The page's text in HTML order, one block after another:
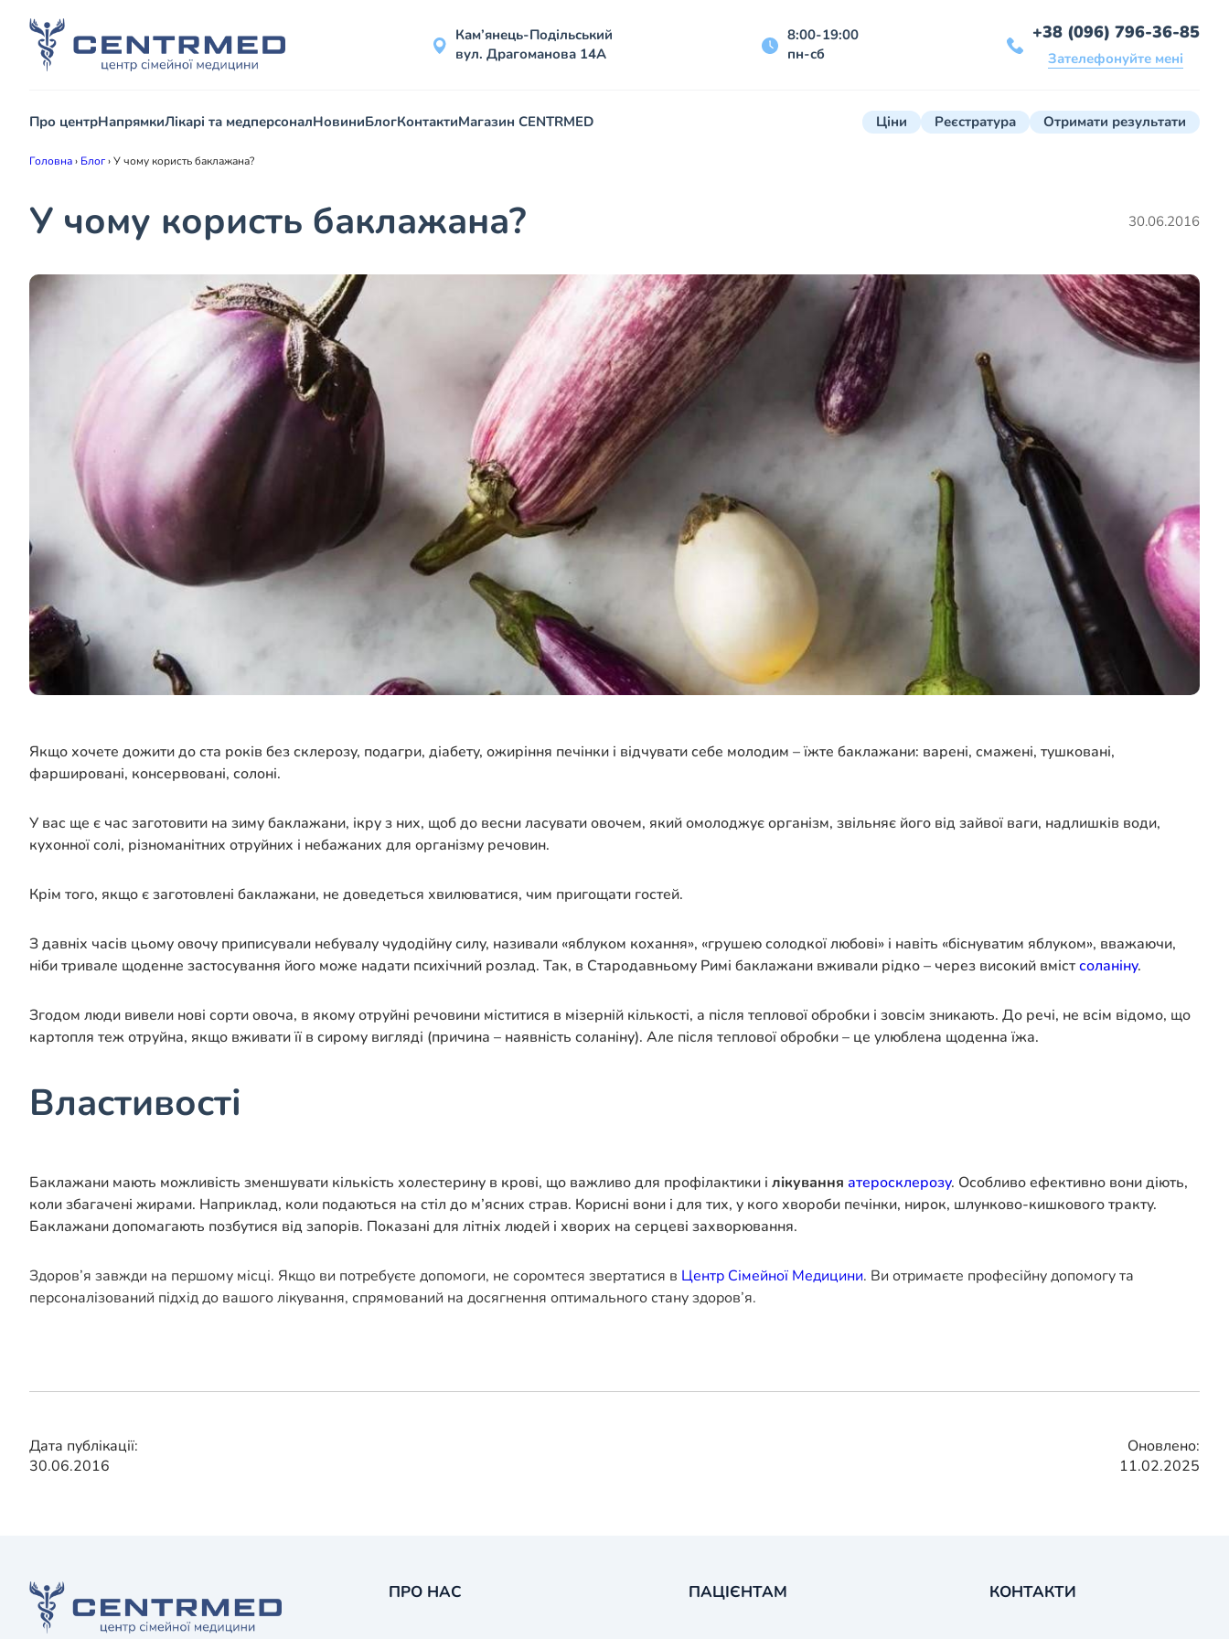
Кам’янець-Подільський
вул. Драгоманова 14А
8:00-19:00
пн-сб
+38 (096) 796-36-85
Зателефонуйте мені
Про центрНапрямкиЛікарі та медперсоналНовиниБлогКонтактиМагазин CENTRMED Ціни Реєстратура Отримати результати
Головна› Блог›У чому користь баклажана?
У чому користь баклажана? 30.06.2016
Якщо хочете дожити до ста років без склерозу, подагри, діабету, ожиріння печінки і відчувати себе молодим – їжте баклажани: варені, смажені, тушковані,
фаршировані, консервовані, солоні.
У вас ще є час заготовити на зиму баклажани, ікру з них, щоб до весни ласувати овочем, який омолоджує організм, звільняє його від зайвої ваги, надлишків води,
кухонної солі, різноманітних отруйних і небажаних для організму речовин.
Крім того, якщо є заготовлені баклажани, не доведеться хвилюватися, чим пригощати гостей.
З давніх часів цьому овочу приписували небувалу чудодійну силу, називали «яблуком кохання», «грушею солодкої любові» і навіть «біснуватим яблуком», вважаючи,
ніби тривале щоденне застосування його може надати психічний розлад. Так, в Стародавньому Римі баклажани вживали рідко – через високий вмістсоланіну.
Згодом люди вивели нові сорти овоча, в якому отруйні речовини міститися в мізерній кількості, а після теплової обробки і зовсім зникають. До речі, не всім відомо, що
картопля теж отруйна, якщо вживати її в сирому вигляді (причина – наявність соланіну). Але після теплової обробки – це улюблена щоденна їжа.
Властивості
Баклажани мають можливість зменшувати кількість холестерину в крові, що важливо для профілактики і лікування атеросклерозу. Особливо ефективно вони діють,
коли збагачені жирами. Наприклад, коли подаються на стіл до м’ясних страв. Корисні вони і для тих, у кого хвороби печінки, нирок, шлунково-кишкового тракту.
Баклажани допомагають позбутися від запорів. Показані для літніх людей і хворих на серцеві захворювання.
Здоров’я завжди на першому місці. Якщо ви потребуєте допомоги, не соромтеся звертатися в Центр Сімейної Медицини. Ви отримаєте професійну допомогу та
персоналізований підхід до вашого лікування, спрямований на досягнення оптимального стану здоров’я.
Дата публікації:
30.06.2016
Оновлено:
11.02.2025
ПРО НАС ПАЦІЄНТАМ КОНТАКТИ